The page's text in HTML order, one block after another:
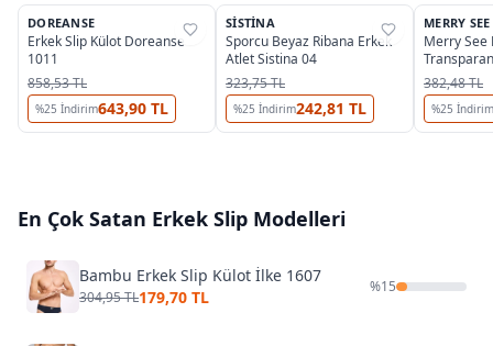
%25
DOREANSE
Erkek Slip Külot Doreanse
1011
858,53 TL
%25 İndirim643,90 TL
%37
SISTINA
Sporcu Beyaz Ribana Erkek
Atlet Sistina 04
323,75 TL
%25 İndirim242,81 TL
%35
MERRY SEE
Merry See
382,48 TL
%25 İndirim
En Çok Satan Erkek Slip Modelleri
Bambu Erkek Slip Külot İlke 1607
304,95 TL179,70 TL
%15